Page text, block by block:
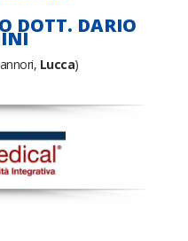
DOTT. DARIO
Lucca)